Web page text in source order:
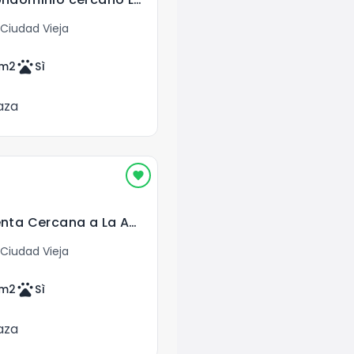
Vieja
petsSì
Casa Nueva en Venta Cercana a La Antigua Guatemala
Vieja
petsSì